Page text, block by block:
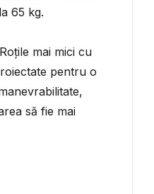
65 kg.
mai mici cu
pentru o
să fie mai